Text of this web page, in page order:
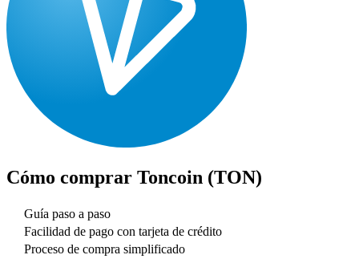
Cómo comprar Toncoin (TON)
Guía paso a paso
Facilidad de pago con tarjeta de crédito
Proceso de compra simplificado